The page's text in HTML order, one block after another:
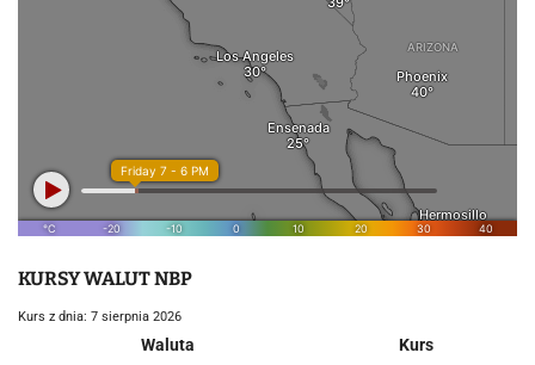
KURSY WALUT NBP
Kurs z dnia: 7 sierpnia 2026
Waluta
Kurs